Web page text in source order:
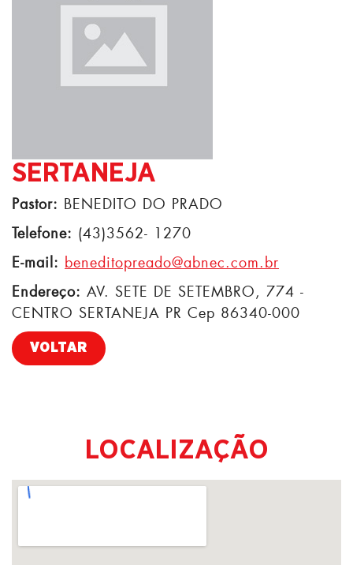
SERTANEJA
Pastor: BENEDITO DO PRADO
Telefone: (43)3562- 1270
E-mail: beneditopreado@abnec.com.br
Endereço: AV. SETE DE SETEMBRO, 774 -
CENTRO SERTANEJA PR Cep 86340-000
VOLTAR
LOCALIZAÇÃO